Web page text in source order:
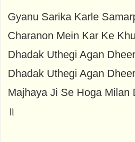
Gyanu Sarika Karle
Charanon Mein Kar Ke
Dhadak Uthegi Agan
Dhadak Uthegi Agan
Majhaya Ji Se Hoga Milan
॥